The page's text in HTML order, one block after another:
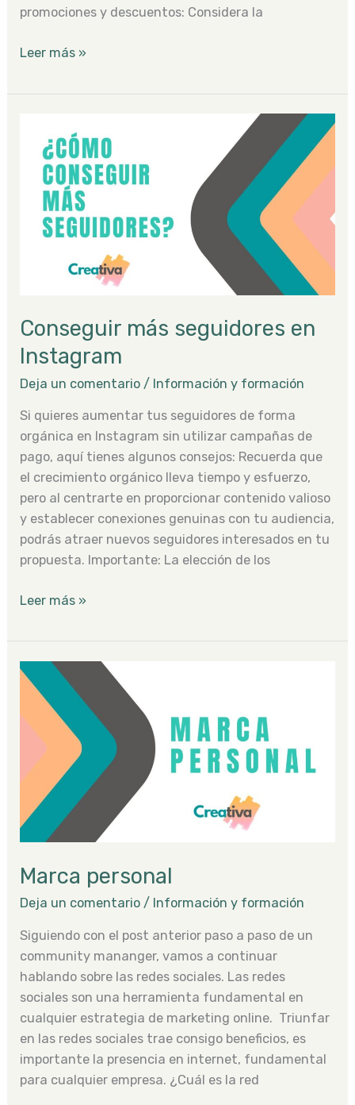
promociones y descuentos: Considera la
Leer más »
Conseguir más seguidores en
Instagram
Deja un comentario / Información y formación
Si quieres aumentar tus seguidores de forma
orgánica en Instagram sin utilizar campañas de
pago, aquí tienes algunos consejos: Recuerda que
el crecimiento orgánico lleva tiempo y esfuerzo,
pero al centrarte en proporcionar contenido valioso
y establecer conexiones genuinas con tu audiencia,
podrás atraer nuevos seguidores interesados en tu
propuesta. Importante: La elección de los
más
seguidores
Instagram
Leer más »
Marca personal
Deja un comentario / Información y formación
Siguiendo con el post anterior paso a paso de un
community mananger, vamos a continuar
hablando sobre las redes sociales. Las redes
sociales son una herramienta fundamental en
cualquier estrategia de marketing online. Triunfar
en las redes sociales trae consigo beneficios, es
importante la presencia en internet, fundamental
para cualquier empresa. ¿Cuál es la red
Marca
personal